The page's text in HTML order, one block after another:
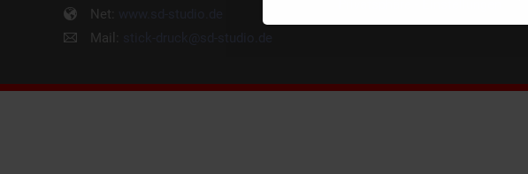
Net:
Mail: